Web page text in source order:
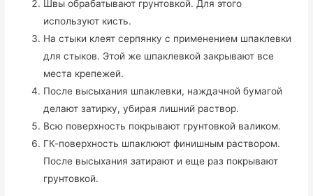
Швы обрабатывают грунтовкой. Для этого
используют кисть.
На стыки клеят серпянку с применением шпаклевки
для стыков. Этой же шпаклевкой закрывают все
места крепежей.
После высыхания шпаклевки, наждачной бумагой
делают затирку, убирая лишний раствор.
Всю поверхность покрывают грунтовкой валиком.
ГК-поверхность шпаклюют финишным раствором.
После высыхания затирают и еще раз покрывают
грунтовкой.